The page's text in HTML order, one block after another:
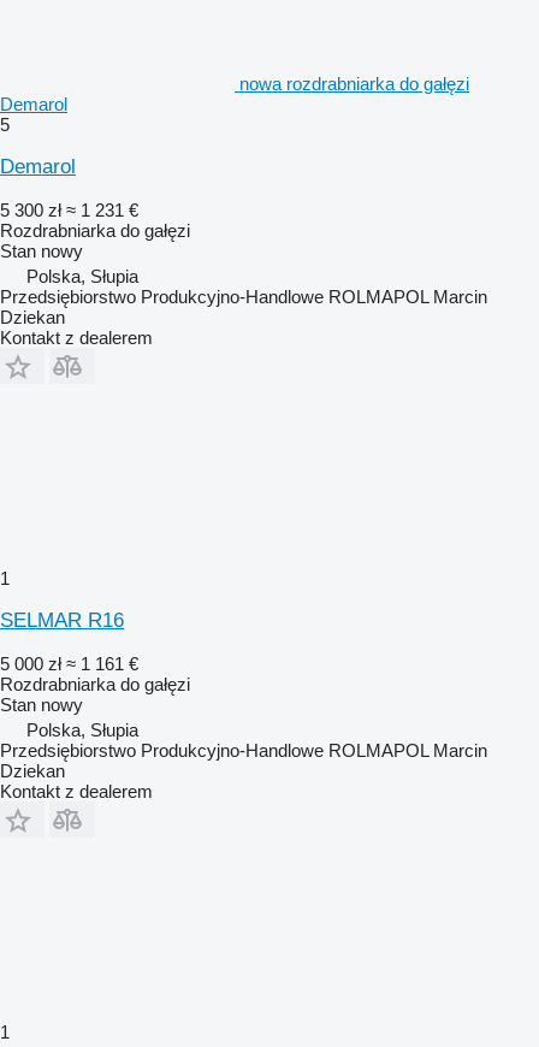
nowa rozdrabniarka do gałęzi
Demarol
5
Demarol
5 300 zł ≈ 1 231 €
Rozdrabniarka do gałęzi
Stan nowy
Polska, Słupia
Przedsiębiorstwo Produkcyjno-Handlowe ROLMAPOL Marcin
Dziekan
Kontakt z dealerem
1
SELMAR R16
5 000 zł ≈ 1 161 €
Rozdrabniarka do gałęzi
Stan nowy
Polska, Słupia
Przedsiębiorstwo Produkcyjno-Handlowe ROLMAPOL Marcin
Dziekan
Kontakt z dealerem
1